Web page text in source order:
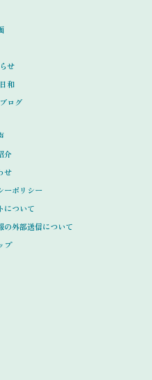
せ
和
ログ
介
せ
ーポリシー
について
の外部送信について
プ